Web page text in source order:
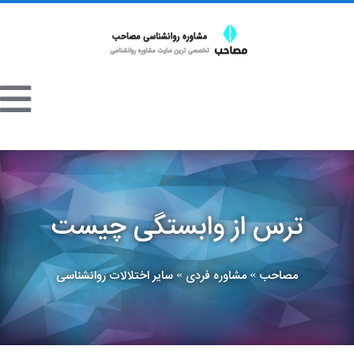
ترس از وابستگی چیست
مصاحب» مشاوره فردی » سایر اختلالات روانشناسی